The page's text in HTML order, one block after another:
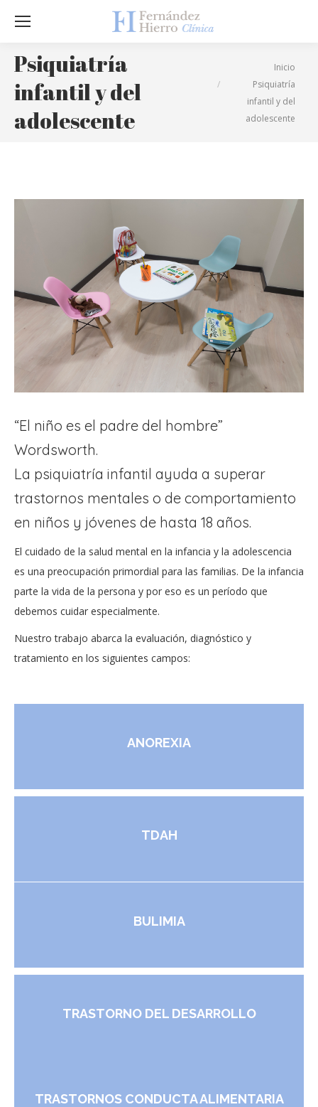
Psiquiatría
infantil y del
adolescente
Inicio
Psiquiatría
infantil y del
adolescente
“El niño es el padre del hombre”
Wordsworth.
La psiquiatría infantil ayuda a superar
trastornos mentales o de comportamiento
en niños y jóvenes de hasta 18 años.
El cuidado de la salud mental en la infancia y la adolescencia
es una preocupación primordial para las familias. De la infancia
parte la vida de la persona y por eso es un período que
debemos cuidar especialmente.
Nuestro trabajo abarca la evaluación, diagnóstico y
tratamiento en los siguientes campos:
ANOREXIA
TDAH
BULIMIA
TRASTORNO DEL DESARROLLO
TRASTORNOS CONDUCTA ALIMENTARIA